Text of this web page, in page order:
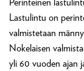
asiakkaan
arvotukseen.
Perinteinen
Lastulintu on
valmistetaan
Nokelaisen
yli 60 vuoden ajan